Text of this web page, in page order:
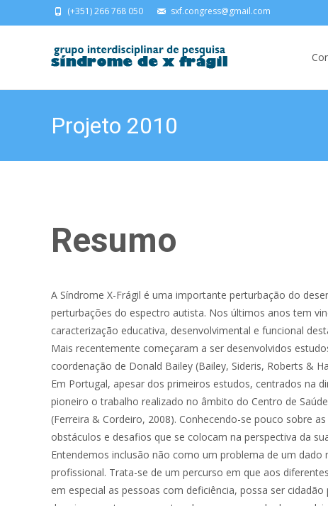
(+351) 266 768 050 sxf.congress@gmail.com
Projeto 2010
Resumo
A Síndrome X-Frágil é uma importante perturbação do
perturbações do espectro autista. Nos últimos anos tem
caracterização educativa, desenvolvimental e funcional
Mais recentemente começaram a ser desenvolvidos
coordenação de Donald Bailey (Bailey, Sideris, Roberts &
Em Portugal, apesar dos primeiros estudos, centrados na
pioneiro o trabalho realizado no âmbito do Centro de
(Ferreira & Cordeiro, 2008). Conhecendo-se pouco sobre
obstáculos e desafios que se colocam na perspectiva da
Entendemos inclusão não como um problema de um
profissional. Trata-se de um percurso em que aos
em especial as pessoas com deficiência, possa ser